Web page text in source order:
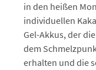
in den heißen
individuellen
Gel-Akkus, der
dem
erhalten und die